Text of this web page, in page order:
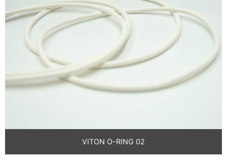
VITON O-RING 02